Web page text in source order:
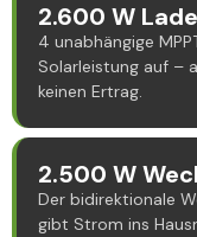
2.600 W
4 unabhängige
Solarleistung auf –
keinen Ertrag.
2.500 W
Der bidirektionale
gibt Strom ins